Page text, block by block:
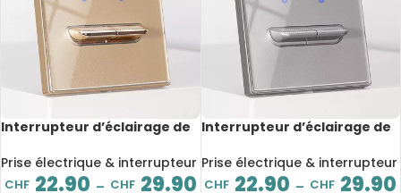
Interrupteur d’éclairage de
verre trempé, Rj45, TV, Type
86, Or
Prise électrique & interrupteur
CHF 22.90 – CHF 29.90
Interrupteur d’éclairage de
verre trempé, Rj45, TV, Type
86, gris
Prise électrique & interrupteur
CHF 22.90 – CHF 29.90